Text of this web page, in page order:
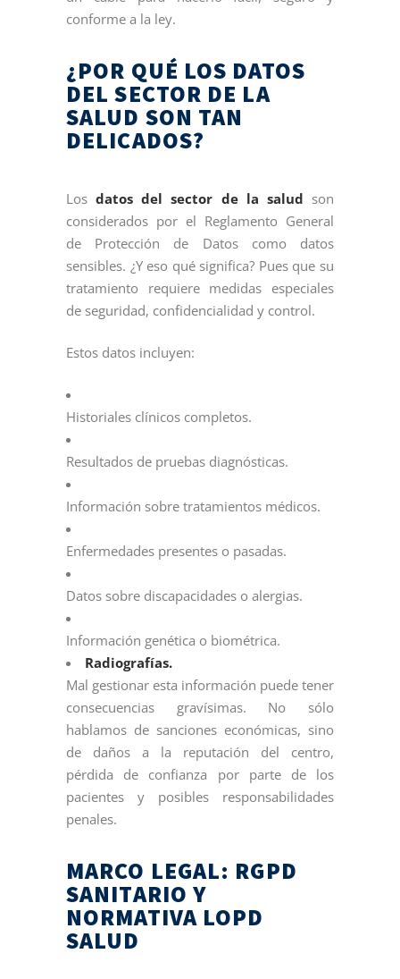
conforme a la ley.
¿POR QUÉ LOS DATOS
DEL SECTOR DE LA
SALUD SON TAN
DELICADOS?
Losdatos del sector de la salud son
considerados por el Reglamento General
de Protección de Datos como datos
sensibles. ¿Y eso qué significa? Pues que su
tratamiento requiere medidas especiales
de seguridad, confidencialidad y control.
Estos datos incluyen:
Historiales clínicos completos.
Resultados de pruebas diagnósticas.
Información sobre tratamientos médicos.
Enfermedades presentes o pasadas.
Datos sobre discapacidades o alergias.
Información genética o biométrica.
Radiografías.
Mal gestionar esta información puede tener
consecuencias gravísimas. No sólo
hablamos de sanciones económicas, sino
de daños a la reputación del centro,
pérdida de confianza por parte de los
pacientes y posibles responsabilidades
penales.
MARCO LEGAL: RGPD
SANITARIO Y
NORMATIVA LOPD
SALUD